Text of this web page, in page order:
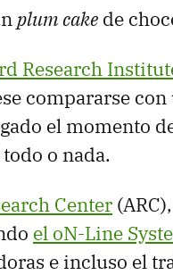
plum cake de
Research
compararse
el momento
o nada.
Center
el oN-Line
e incluso el